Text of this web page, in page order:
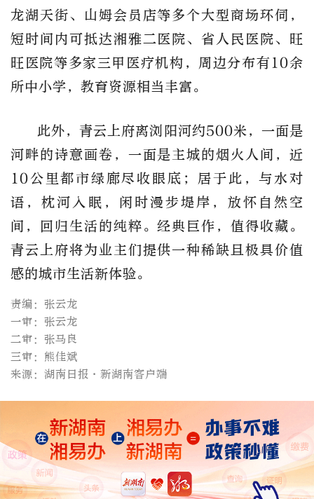
龙湖天街、山姆会员店等多个大型商场环伺，
短时间内可抵达湘雅二医院、省人民医院、旺
旺医院等多家三甲医疗机构，周边分布有10余
所中小学，教育资源相当丰富。
此外，青云上府离浏阳河约500米，一面是
河畔的诗意画卷，一面是主城的烟火人间，近
10公里都市绿廊尽收眼底；居于此，与水对
语，枕河入眠，闲时漫步堤岸，放怀自然空
间，回归生活的纯粹。经典巨作，值得收藏。
青云上府将为业主们提供一种稀缺且极具价值
感的城市生活新体验。
责编：张云龙
一审：张云龙
二审：张马良
三审：熊佳斌
来源：湖南日报·新湖南客户端